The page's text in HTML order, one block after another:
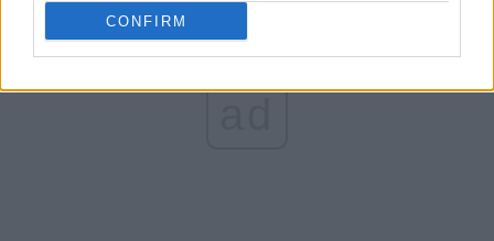
CONFIRM